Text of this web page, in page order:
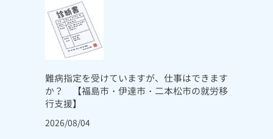
難病指定を受けていますが、仕事はできます
か？ 【福島市・伊達市・二本松市の就労移
行支援】
2026/08/04